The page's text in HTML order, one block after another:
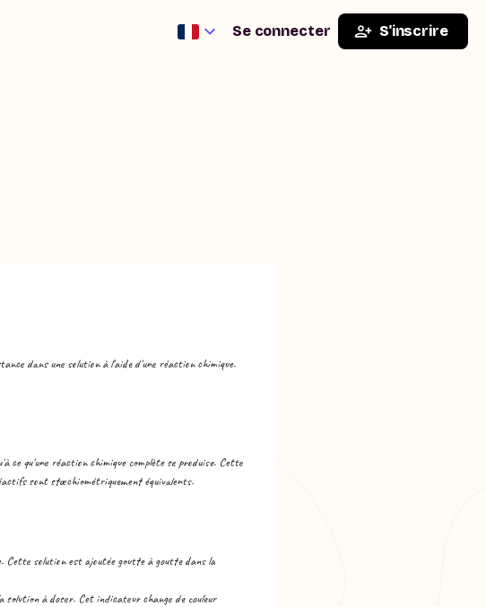
Se connecter S'inscrire
dans une solution à l'aide d'une réaction chimique.
qu'une réaction chimique complète se produise. Cette
sont stœchiométriquement équivalents.
solution est ajoutée goutte à goutte dans la
à doser. Cet indicateur change de couleur